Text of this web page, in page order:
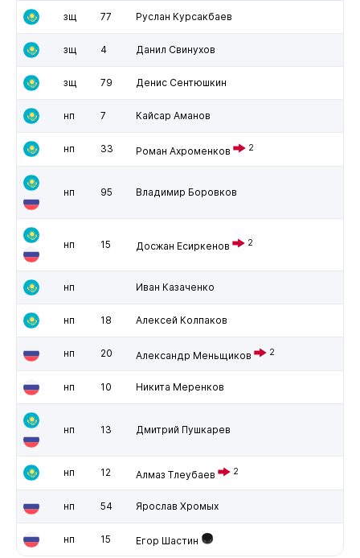
зщ 77 Руслан Курсакбаев
зщ 4 Данил Свинухов
зщ 79 Денис Сентюшкин
нп 7 Кайсар Аманов
нп 33 Роман Ахроменков 2
нп 95 Владимир Боровков
нп 15 Досжан Есиркенов 2
нп Иван Казаченко
нп 18 Алексей Колпаков
нп 20 Александр Меньщиков 2
нп 10 Никита Меренков
нп 13 Дмитрий Пушкарев
нп 12 Алмаз Тлеубаев 2
нп 54 Ярослав Хромых
нп 15 Егор Шастин